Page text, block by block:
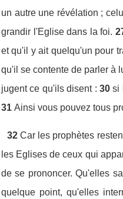
un autre une révélation ;
grandir l'Eglise dans la foi.
et qu'il y ait quelqu'un pour
qu'il se contente de parler à
jugent ce qu'ils disent : 30 si
31 Ainsi vous pouvez tous
32 Car les prophètes
les Eglises de ceux qui
de se prononcer. Qu'elles
quelque point, qu'elles